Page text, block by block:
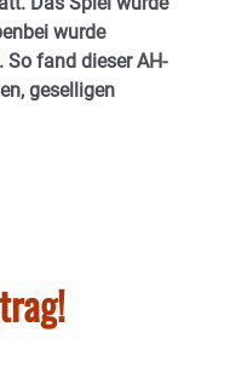
wurde
fand dieser AH-
geselligen